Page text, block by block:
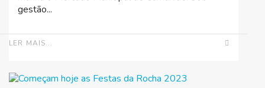
gestão...
LER MAIS...